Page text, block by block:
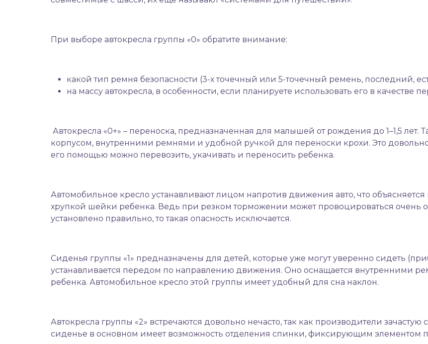
При выборе автокресла группы «0» обратите внимание:
какой тип ремня безопасности (3-х точечный или 5-точечный ремень, последний,
на массу автокресла, в особенности, если планируете использовать его в качестве
Автокресла «0+» – переноска, предназначенная для малышей от рождения до 1–1,5
корпусом, внутренними ремнями и удобной ручкой для переноски крохи. Это
его помощью можно перевозить, укачивать и переносить ребенка.
Автомобильное кресло устанавливают лицом напротив движения авто, что
хрупкой шейки ребенка. Ведь при резком торможении может провоцироваться очень
установлено правильно, то такая опасность исключается.
Сиденья группы «1» предназначены для детей, которые уже могут уверенно сидеть
устанавливается передом по направлению движения. Оно оснащается внутренними
ребенка. Автомобильное кресло этой группы имеет удобный для сна наклон.
Автокресла группы «2» встречаются довольно нечасто, так как производители
сиденье в основном имеет возможность отделения спинки, фиксирующим элементом